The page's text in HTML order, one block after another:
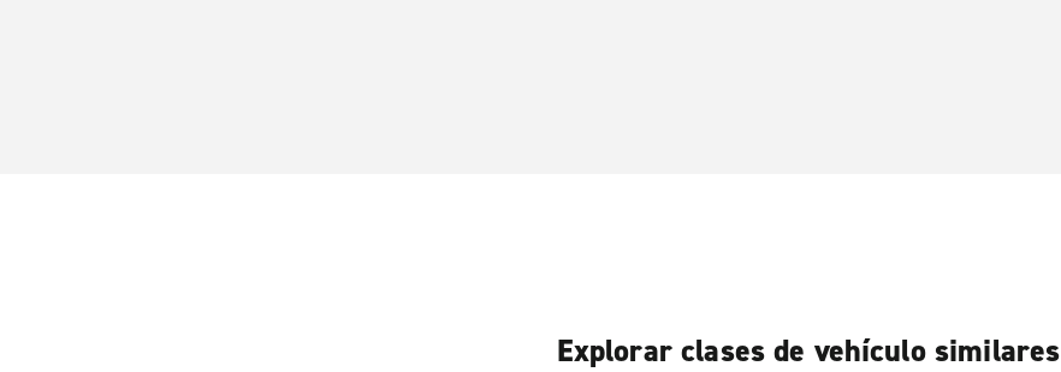
Explorar clases de vehículo similares